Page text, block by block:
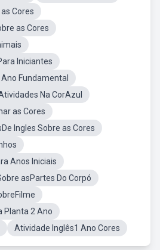
Cores
as Cores
Iniciantes
Fundamental
Na CorAzul
as Cores
Ingles Sobre as Cores
Anos Iniciais
asPartes Do Corpó
Planta 2 Ano
Atividade Inglês1 Ano Cores